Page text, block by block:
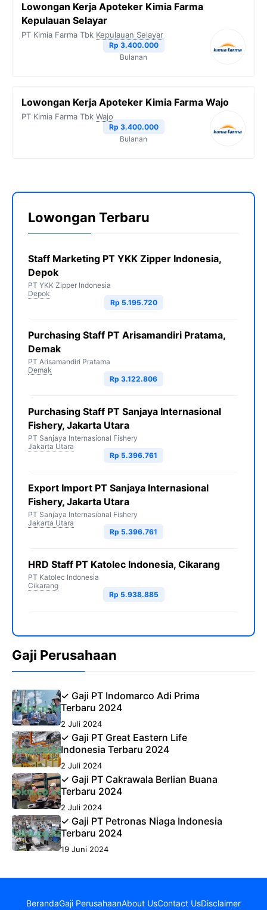
Lowongan Kerja Apoteker Kimia Farma
Kepulauan Selayar
PT Kimia Farma Tbk Kepulauan Selayar
Rp 3.400.000
Bulanan
Lowongan Kerja Apoteker Kimia Farma Wajo
PT Kimia Farma Tbk Wajo
Rp 3.400.000
Bulanan
Lowongan Terbaru
Staff Marketing PT YKK Zipper Indonesia,
Depok
PT YKK Zipper Indonesia
Depok
Rp 5.195.720
Purchasing Staff PT Arisamandiri Pratama,
Demak
PT Arisamandiri Pratama
Demak
Rp 3.122.806
Purchasing Staff PT Sanjaya Internasional
Fishery, Jakarta Utara
PT Sanjaya Internasional Fishery
Jakarta Utara
Rp 5.396.761
Export Import PT Sanjaya Internasional
Fishery, Jakarta Utara
PT Sanjaya Internasional Fishery
Jakarta Utara
Rp 5.396.761
HRD Staff PT Katolec Indonesia, Cikarang
PT Katolec Indonesia
Cikarang
Rp 5.938.885
Gaji Perusahaan
✓ Gaji PT Indomarco Adi Prima
Terbaru 2024
2 Juli 2024
✓ Gaji PT Great Eastern Life
Indonesia Terbaru 2024
2 Juli 2024
✓ Gaji PT Cakrawala Berlian Buana
Terbaru 2024
2 Juli 2024
✓ Gaji PT Petronas Niaga Indonesia
Terbaru 2024
19 Juni 2024
BerandaGaji PerusahaanAbout UsContact UsDisclaimer